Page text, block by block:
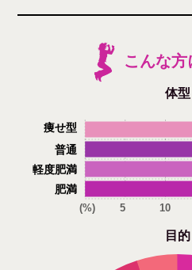
こんな
体型
肥満
軽度肥満
普通
痩せ型
(%) 5 10
目的